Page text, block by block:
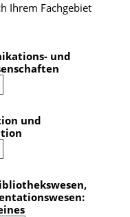
Ihrem Fachgebiet
und
und